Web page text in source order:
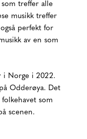
treffer alle
musikk treffer
perfekt for
av en som
i Norge i 2022.
Odderøya. Det
som
scenen.